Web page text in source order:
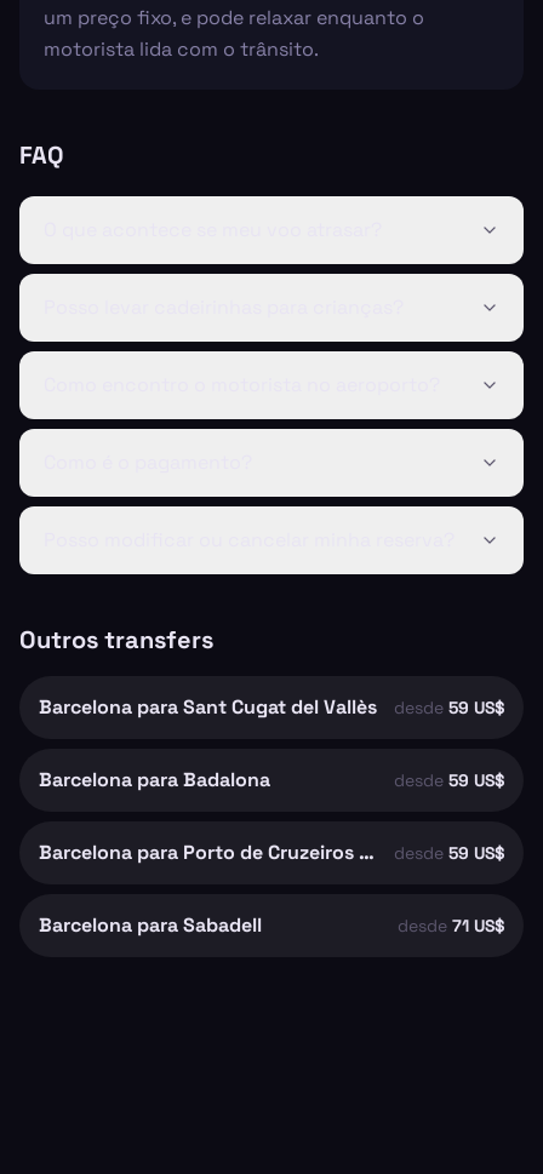
um preço fixo, e pode relaxar enquanto o
motorista lida com o trânsito.
FAQ
Outros transfers
Barcelona para Sant Cugat del Vallès desde 59 US$
Barcelona para Badalona desde 59 US$
Barcelona para Porto de Cruzeiros de Barcelona desde 59 US$
Barcelona para Sabadell desde 71 US$